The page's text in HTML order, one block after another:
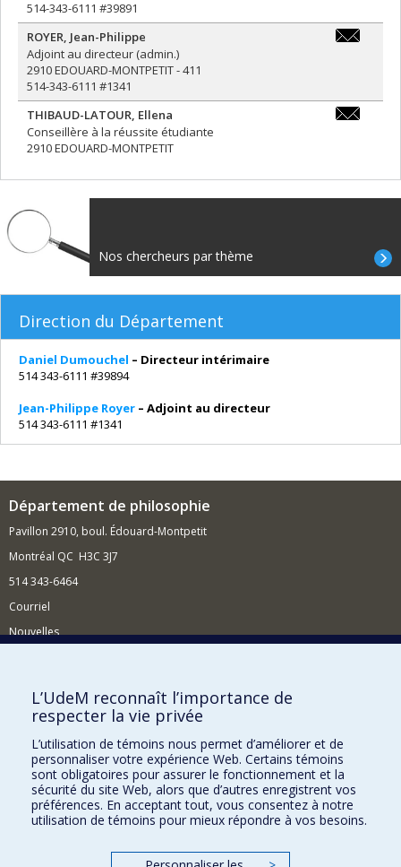
514-343-6111 #39891
ROYER, Jean-Philippe
Adjoint au directeur (admin.)
2910 EDOUARD-MONTPETIT - 411
514-343-6111 #1341
THIBAUD-LATOUR, Ellena
Conseillère à la réussite étudiante
2910 EDOUARD-MONTPETIT
Nos chercheurs par thème
Direction du Département
Daniel Dumouchel – Directeur intérimaire
514 343-6111 #39894
Jean-Philippe Royer – Adjoint au directeur
514 343-6111 #1341
Département de philosophie
Pavillon 2910, boul. Édouard-Montpetit
Montréal QC H3C 3J7
514 343-6464
Courriel
Nouvelles
Comment soutenir le Département?
BESOIN D'AIDE?
Plan du site
Signaler une erreur
Accessibilité
FACULTÉ DES ARTS ET DES SCIENCES
Nos départements et écoles
L’UdeM reconnaît l’importance de
respecter la vie privée
L’utilisation de témoins nous permet d’améliorer et de
personnaliser votre expérience Web. Certains témoins
sont obligatoires pour assurer le fonctionnement et la
sécurité du site Web, alors que d’autres enregistrent vos
préférences. En acceptant tout, vous consentez à notre
utilisation de témoins pour mieux répondre à vos besoins.